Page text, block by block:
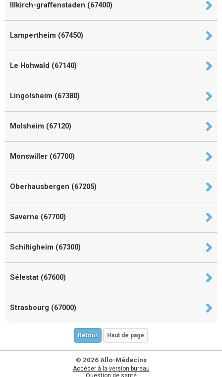
Illkirch-graffenstaden (67400)
Lampertheim (67450)
Le Hohwald (67140)
Lingolsheim (67380)
Molsheim (67120)
Monswiller (67700)
Oberhausbergen (67205)
Saverne (67700)
Schiltigheim (67300)
Sélestat (67600)
Strasbourg (67000)
Retour Haut de page
© 2026 Allo-Médecins
Accéder à la version bureau
Question de santé